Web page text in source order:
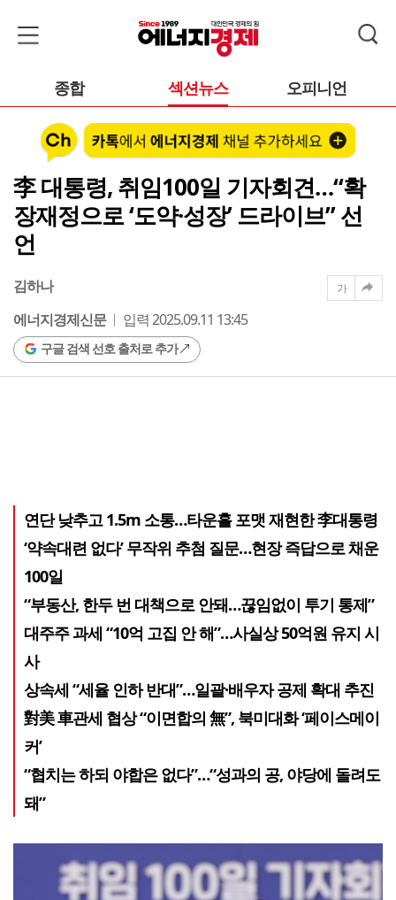
종합 섹션뉴스 오피니언
李 대통령, 취임100일 기자회견…“확
장재정으로 ‘도약·성장’ 드라이브” 선
언
김하나
에너지경제신문
입력 2025.09.11 13:45
구글 검색 선호 출처로 추가
가
연단 낮추고 1.5m 소통…타운홀 포맷 재현한 李대통령
‘약속대련 없다’ 무작위 추첨 질문…현장 즉답으로 채운
100일
“부동산, 한두 번 대책으로 안돼…끊임없이 투기 통제”
대주주 과세 “10억 고집 안 해”…사실상 50억원 유지 시
사
상속세 “세율 인하 반대”…일괄·배우자 공제 확대 추진
對美 車관세 협상 “이면합의 無”, 북미대화 ‘페이스메이
커’
“협치는 하되 야합은 없다”…“성과의 공, 야당에 돌려도
돼”